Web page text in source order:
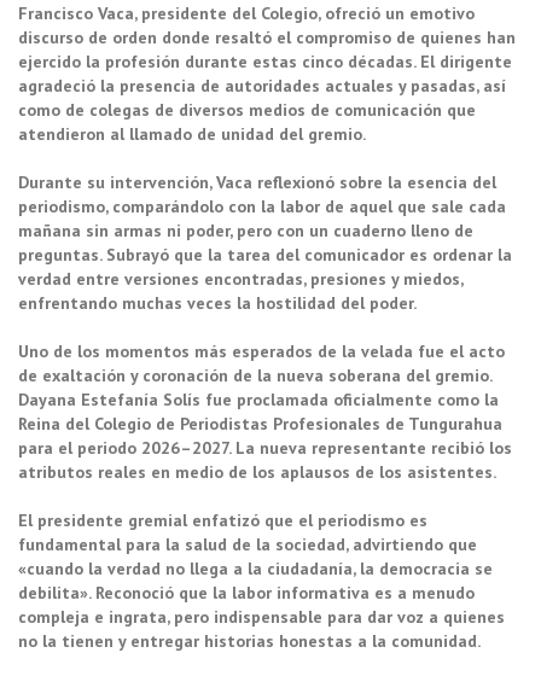
Francisco Vaca, presidente del Colegio, ofreció un emotivo
discurso de orden donde resaltó el compromiso de quienes han
ejercido la profesión durante estas cinco décadas. El dirigente
agradeció la presencia de autoridades actuales y pasadas, así
como de colegas de diversos medios de comunicación que
atendieron al llamado de unidad del gremio.
Durante su intervención, Vaca reflexionó sobre la esencia del
periodismo, comparándolo con la labor de aquel que sale cada
mañana sin armas ni poder, pero con un cuaderno lleno de
preguntas. Subrayó que la tarea del comunicador es ordenar la
verdad entre versiones encontradas, presiones y miedos,
enfrentando muchas veces la hostilidad del poder.
Uno de los momentos más esperados de la velada fue el acto
de exaltación y coronación de la nueva soberana del gremio.
Dayana Estefanía Solís fue proclamada oficialmente como la
Reina del Colegio de Periodistas Profesionales de Tungurahua
para el periodo 2026–2027. La nueva representante recibió los
atributos reales en medio de los aplausos de los asistentes.
El presidente gremial enfatizó que el periodismo es
fundamental para la salud de la sociedad, advirtiendo que
«cuando la verdad no llega a la ciudadanía, la democracia se
debilita». Reconoció que la labor informativa es a menudo
compleja e ingrata, pero indispensable para dar voz a quienes
no la tienen y entregar historias honestas a la comunidad.